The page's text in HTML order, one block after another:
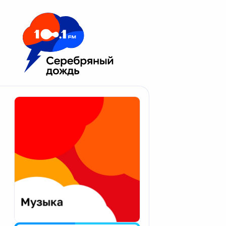
Москва 100.1 FM
Апатиты
Екатеринбург
Калининград
Калуга